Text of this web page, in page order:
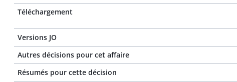
Téléchargement
Versions JO
Autres décisions pour cet affaire
Résumés pour cette décision